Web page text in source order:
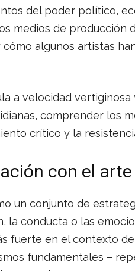
del poder político,
medios de producción
algunos artistas
a velocidad
comprender los
crítico y la
con el arte
un conjunto de
la conducta o las
fuerte en el contexto
fundamentales –